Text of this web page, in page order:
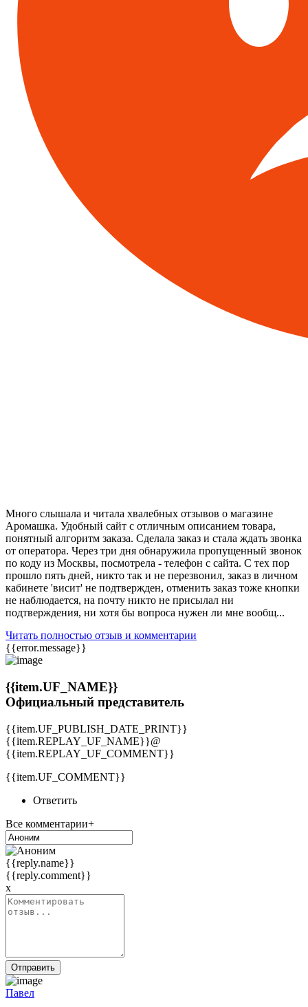
Много слышала и читала хвалебных отзывов о магазине
Аромашка. Удобный сайт с отличным описанием товара,
понятный алгоритм заказа. Сделала заказ и стала ждать звонка
от оператора. Через три дня обнаружила пропущенный звонок
по коду из Москвы, посмотрела - телефон с сайта. С тех пор
прошло пять дней, никто так и не перезвонил, заказ в личном
кабинете 'висит' не подтвержден, отменить заказ тоже кнопки
не наблюдается, на почту никто не присылал ни
подтверждения, ни хотя бы вопроса нужен ли мне вообщ...
Читать полностью отзыв и комментарии
{{error.message}}
{{item.UF_NAME}}
Официальный представитель
{{item.UF_PUBLISH_DATE_PRINT}}
{{item.REPLAY_UF_NAME}}@
{{item.REPLAY_UF_COMMENT}}
{{item.UF_COMMENT}}
Ответить
Все комментарии+
{{reply.name}}
{{reply.comment}}
x
Отправить
Павел